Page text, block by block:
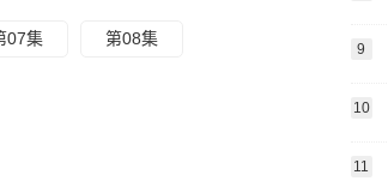
07集 第08集
9
10
11